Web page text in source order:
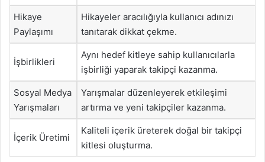
Hikaye
Paylaşımı
Hikayeler aracılığıyla kullanıcı adınızı
tanıtarak dikkat çekme.
İşbirlikleri
Aynı hedef kitleye sahip kullanıcılarla
işbirliği yaparak takipçi kazanma.
Sosyal Medya
Yarışmaları
Yarışmalar düzenleyerek etkileşimi
artırma ve yeni takipçiler kazanma.
İçerik Üretimi
Kaliteli içerik üreterek doğal bir takipçi
kitlesi oluşturma.